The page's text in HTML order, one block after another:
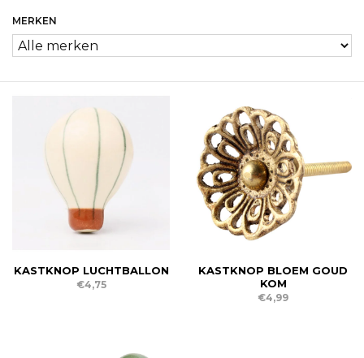
MERKEN
KASTKNOP LUCHTBALLON
€4,75
KASTKNOP BLOEM GOUD
KOM
€4,99